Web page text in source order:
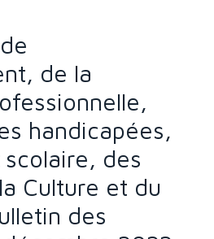
de la
handicapées,
des
Culture et du
des